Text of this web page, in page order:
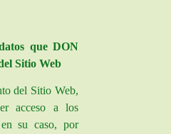
que DON
Sitio Web
del Sitio Web,
acceso a los
su caso, por